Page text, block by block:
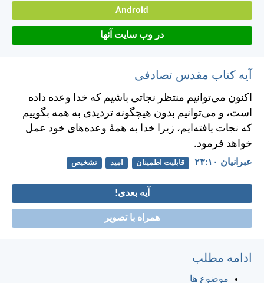
Android
در وب سایت آنها
آیه کتاب مقدس تصادفی
اكنون می‌توانيم منتظر نجاتی باشيم كه خدا وعده داده
است، و می‌توانيم بدون هيچگونه ترديدی به همه بگوييم
كه نجات يافته‌ايم، زيرا خدا به همهٔ وعده‌های خود عمل
خواهد فرمود.
عبرانيان ۱۰:‏۲۳ قابلیت اطمینان امید تشخیص
آیه بعدی!
همراه با تصویر
ادامه مطلب
موضوع ها